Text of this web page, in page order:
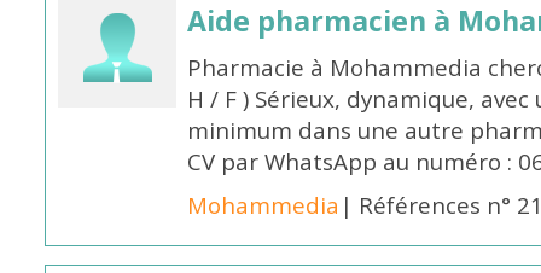
Aide pharmacien à
Pharmacie à Mohammedia
H / F ) Sérieux, dynamique,
minimum dans une autre
CV par WhatsApp au numéro :
Mohammedia | Références n°